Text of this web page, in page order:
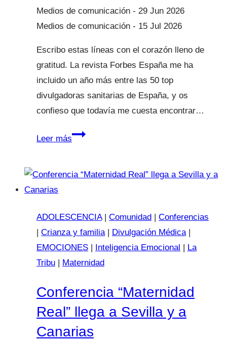
29 Jun 2026
15 Jul 2026
Escribo estas líneas con el corazón lleno de
gratitud. La revista Forbes España me ha
incluido un año más entre las 50 top
divulgadoras sanitarias de España, y os
confieso que todavía me cuesta encontrar…
Leer másForbes
año
50
sanitarias
ADOLESCENCIA| Comunidad | Conferencias
| Crianza y familia | Divulgación Médica |
EMOCIONES | Inteligencia Emocional | La
Tribu | Maternidad
Conferencia “Maternidad
Real” llega a Sevilla y a
Canarias